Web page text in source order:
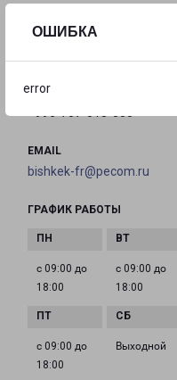
ОШИБКА
error
ТЕЛЕФОН
+996-707-018-000
EMAIL
bishkek-fr@pecom.ru
ГРАФИК РАБОТЫ
с 09:00 до
18:00
с 09:00 до
18:00
с 09:00 до
18:00
Выходной